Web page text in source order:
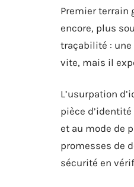
Premier terrain
encore, plus
traçabilité : une
vite, mais il
L’usurpation
pièce
et au mode de
promesses de
sécurité en